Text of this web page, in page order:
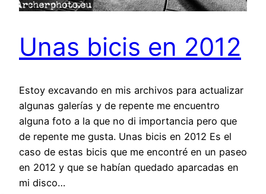
Unas bicis en 2012
Estoy excavando en mis archivos para actualizar
algunas galerías y de repente me encuentro
alguna foto a la que no di importancia pero que
de repente me gusta. Unas bicis en 2012 Es el
caso de estas bicis que me encontré en un paseo
en 2012 y que se habían quedado aparcadas en
mi disco…